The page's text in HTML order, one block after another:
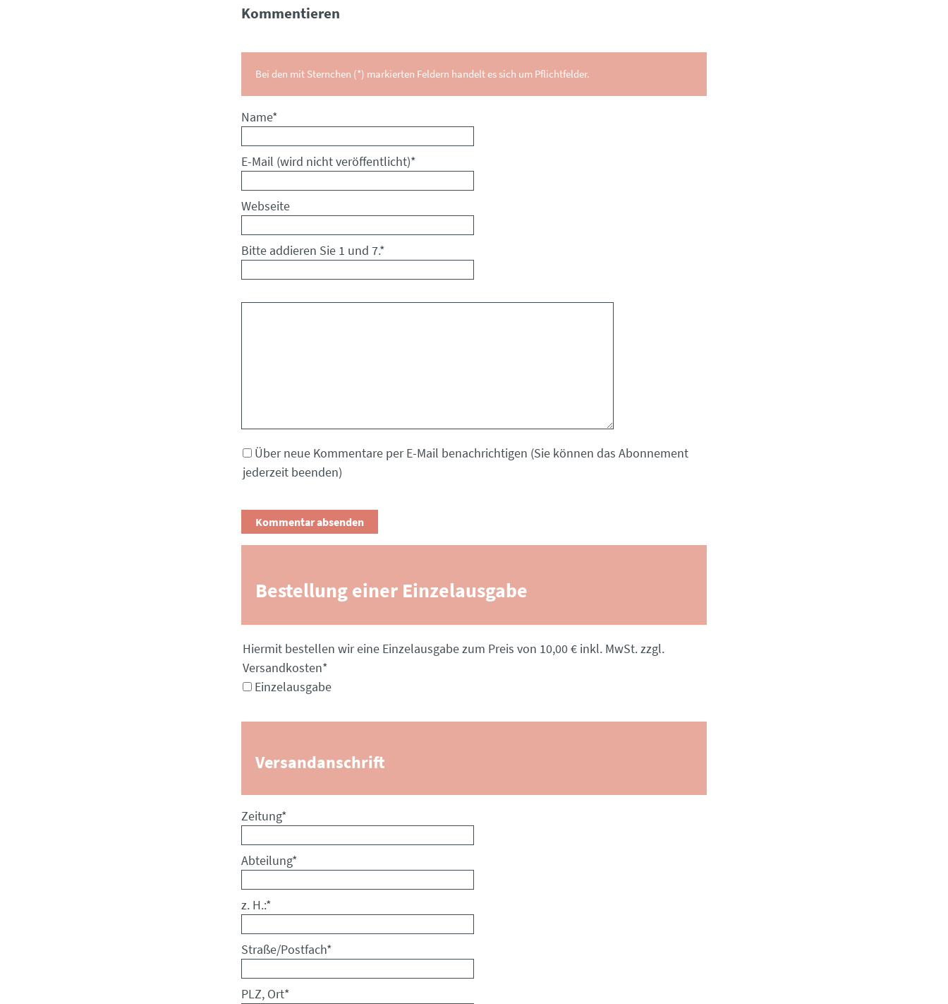
Kommentieren
Bei den mit Sternchen (*) markierten Feldern handelt es sich um Pflichtfelder.
Pflichtfeld
Name*
Pflichtfeld
E-Mail (wird nicht veröffentlicht)*
Webseite
Bitte addieren Sie 1 und 7.*
Über neue Kommentare per E-Mail benachrichtigen (Sie können das Abonnement
jederzeit beenden)
Bestellung einer Einzelausgabe
Pflichtfeld
Hiermit bestellen wir eine Einzelausgabe zum Preis von 10,00 € inkl. MwSt. zzgl.
Versandkosten*
Einzelausgabe
Versandanschrift
Pflichtfeld
Zeitung*
Pflichtfeld
Abteilung*
Pflichtfeld
z. H.:*
Pflichtfeld
Straße/Postfach*
Pflichtfeld
PLZ, Ort*